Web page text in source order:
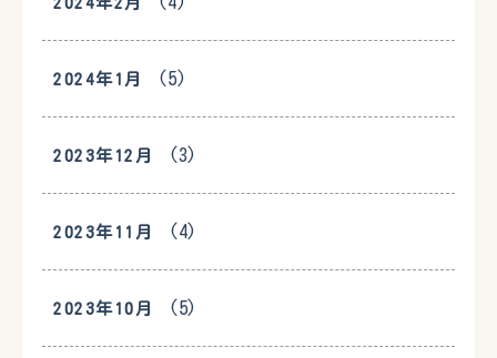
2024年1月 (5)
2023年12月 (3)
2023年11月 (4)
2023年10月 (5)